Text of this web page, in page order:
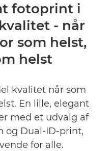
fotoprint i
- når
som helst,
helst
kvalitet når som
En lille, elegant
med et udvalg af
og Dual-ID-print,
for alle.